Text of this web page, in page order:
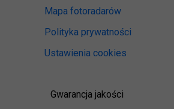
Mapa fotoradarów
Polityka prywatności
Ustawienia cookies
Gwarancja jakości